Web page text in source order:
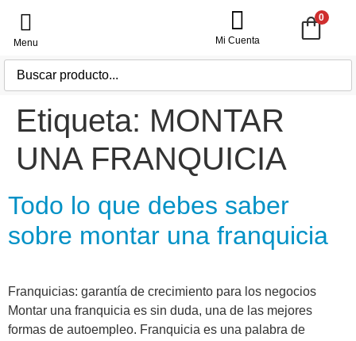
Mi Cuenta
0
Etiqueta: MONTAR
UNA FRANQUICIA
Todo lo que debes saber
sobre montar una franquicia
Franquicias: garantía de crecimiento para los negocios
Montar una franquicia es sin duda, una de las mejores
formas de autoempleo. Franquicia es una palabra de